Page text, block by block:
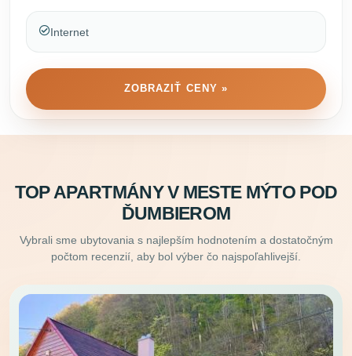
Internet
ZOBRAZIŤ CENY »
TOP APARTMÁNY V MESTE MÝTO POD
ĎUMBIEROM
Vybrali sme ubytovania s najlepším hodnotením a dostatočným
počtom recenzií, aby bol výber čo najspoľahlivejší.